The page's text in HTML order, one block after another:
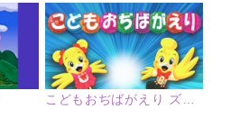
こどもおぢばがえり ズームアップ